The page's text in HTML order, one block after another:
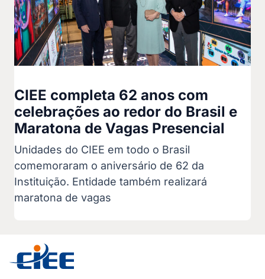
CIEE completa 62 anos com
celebrações ao redor do Brasil e
Maratona de Vagas Presencial
Unidades do CIEE em todo o Brasil
comemoraram o aniversário de 62 da
Instituição. Entidade também realizará
maratona de vagas